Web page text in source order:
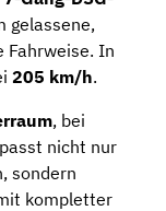
gelassene,
Fahrweise. In
205 km/h.
, bei
nicht nur
sondern
kompletter